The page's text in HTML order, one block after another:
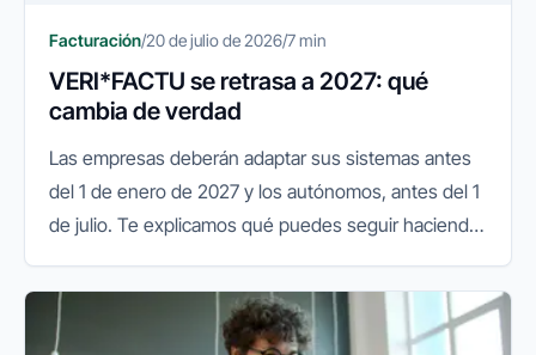
Facturación/20 de julio de 2026/7 min
VERI*FACTU se retrasa a 2027: qué
cambia de verdad
Las empresas deberán adaptar sus sistemas antes
del 1 de enero de 2027 y los autónomos, antes del 1
de julio. Te explicamos qué puedes seguir haciendo